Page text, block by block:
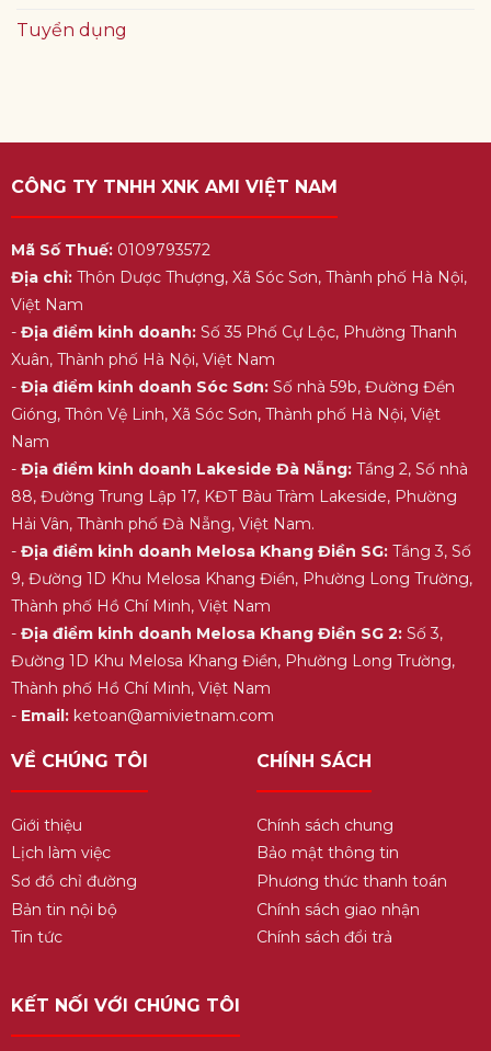
Tuyển dụng
CÔNG TY TNHH XNK AMI VIỆT NAM
Mã Số Thuế:0109793572
Địa chỉ:Thôn Dược Thượng, Xã Sóc Sơn, Thành phố Hà Nội,
Việt Nam
- Địa điểm kinh doanh:Số 35 Phố Cự Lộc, Phường Thanh
Xuân, Thành phố Hà Nội, Việt Nam
- Địa điểm kinh doanh Sóc Sơn:Số nhà 59b, Đường Đền
Gióng, Thôn Vệ Linh, Xã Sóc Sơn, Thành phố Hà Nội, Việt
Nam
- Địa điểm kinh doanh Lakeside Đà Nẵng:Tầng 2, Số nhà
88, Đường Trung Lập 17, KĐT Bàu Tràm Lakeside, Phường
Hải Vân, Thành phố Đà Nẵng, Việt Nam.
- Địa điểm kinh doanh Melosa Khang Điền SG:Tầng 3, Số
9, Đường 1D Khu Melosa Khang Điền, Phường Long Trường,
Thành phố Hồ Chí Minh, Việt Nam
- Địa điểm kinh doanh Melosa Khang Điền SG 2:Số 3,
Đường 1D Khu Melosa Khang Điền, Phường Long Trường,
Thành phố Hồ Chí Minh, Việt Nam
- Email:ketoan@amivietnam.com
VỀ CHÚNG TÔI
Giới thiệu
Lịch làm việc
Sơ đồ chỉ đường
Bản tin nội bộ
Tin tức
CHÍNH SÁCH
Chính sách chung
Bảo mật thông tin
Phương thức thanh toán
Chính sách giao nhận
Chính sách đổi trả
KẾT NỐI VỚI CHÚNG TÔI